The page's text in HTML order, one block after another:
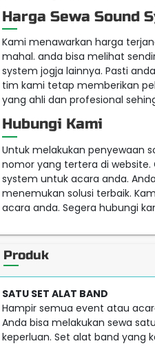
Harga Sewa Sound
Kami menawarkan harga
mahal. anda bisa melihat
system jogja lainnya. Pasti
tim kami tetap memberikan
yang ahli dan profesional
Hubungi Kami
Untuk melakukan penyewaan
nomor yang tertera di
system untuk acara anda.
menemukan solusi terbaik.
acara anda. Segera hubungi
Produk
SATU SET ALAT BAND
Hampir semua event atau
Anda bisa melakukan sewa
keperluan. Set alat band yang